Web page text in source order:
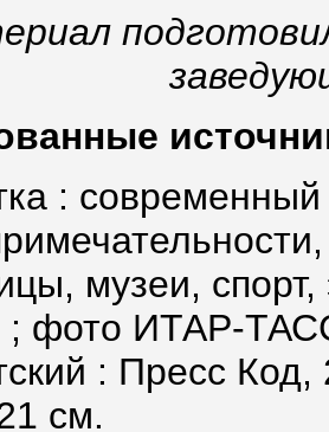
:
музеи,
; фото ИТАР-
: Пресс
см.